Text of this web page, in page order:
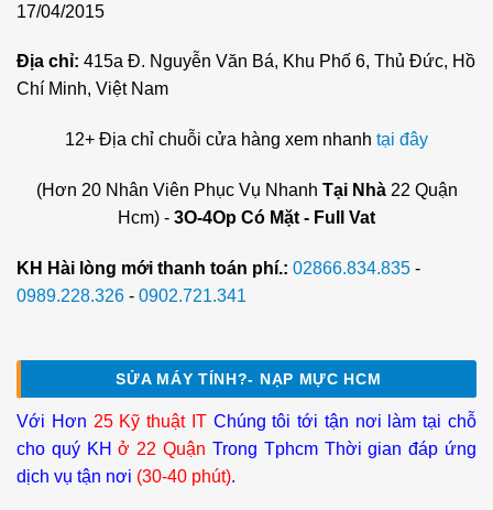
17/04/2015
Địa chỉ: 415a Đ. Nguyễn Văn Bá, Khu Phố 6, Thủ Đức, Hồ
Chí Minh, Việt Nam
12+ Địa chỉ chuỗi cửa hàng xem nhanh tại đây
(Hơn 20 Nhân Viên Phục Vụ Nhanh Tại Nhà22 Quận
Hcm) - 3O-4Op Có Mặt - Full Vat
KH Hài lòng mới thanh toán phí.: 02866.834.835 -
0989.228.326 - 0902.721.341
SỬA MÁY TÍNH?- NẠP MỰC HCM
Với Hơn 25 Kỹ thuật ITChúng tôi tới tận nơi làm tại chỗ
cho quý KHở 22 Quận Trong Tphcm Thời gian đáp ứng
dịch vụ tận nơi (30-40 phút).